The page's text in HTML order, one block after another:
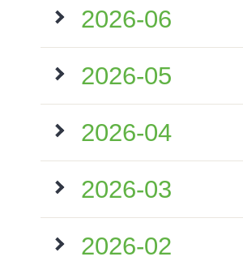
2026-06
2026-05
2026-04
2026-03
2026-02